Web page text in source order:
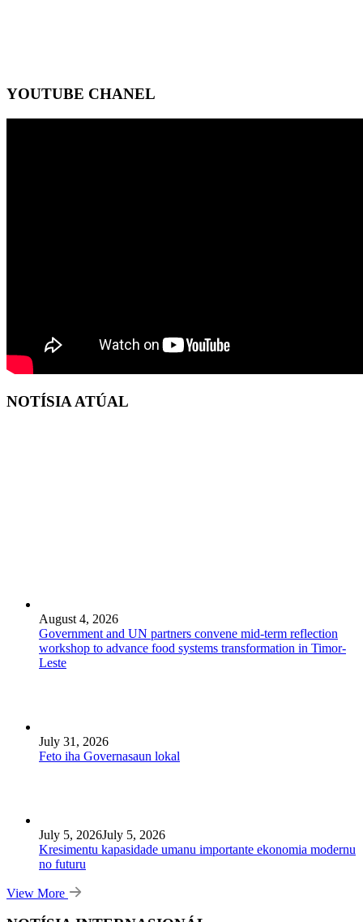
YOUTUBE CHANEL
NOTÍSIA ATÚAL
August 4, 2026
Government and UN partners convene mid-term reflection
workshop to advance food systems transformation in Timor-
Leste
July 31, 2026
Feto iha Governasaun lokal
July 5, 2026July 5, 2026
Kresimentu kapasidade umanu importante ekonomia modernu
no futuru
View More